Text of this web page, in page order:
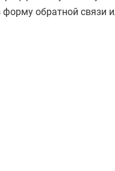
форму обратной связи